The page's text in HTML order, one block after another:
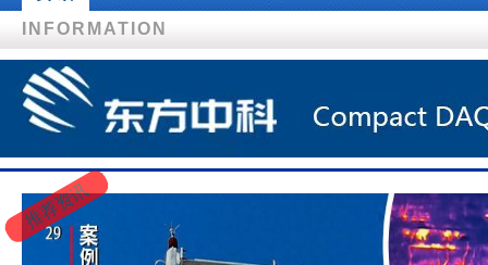
INFORMATION
推荐资讯